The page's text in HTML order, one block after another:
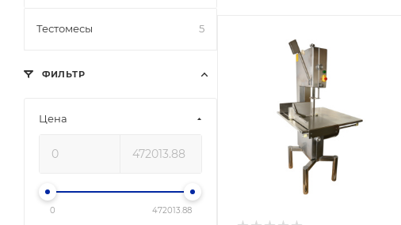
Тестомесы 5
ФИЛЬТР
Цена
0 472013.88